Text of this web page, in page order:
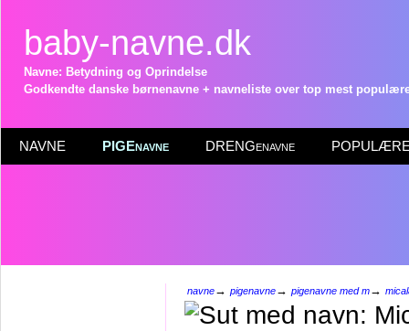
baby-navne.dk
Navne: Betydning og Oprindelse
Godkendte danske børnenavne + navneliste over top mest
NAVNE PIGEnavne DRENGenavne POPULÆRE
navne→ pigenavne→ pigenavne med m→